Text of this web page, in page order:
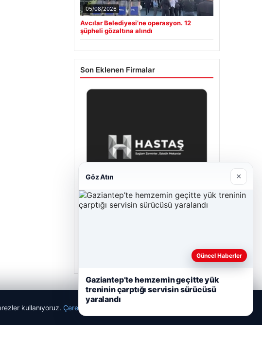
05/08/2026
Avcılar Belediyesi’ne operasyon. 12
şüpheli gözaltına alındı
Son Eklenen Firmalar
kullanıyoruz. Çerez Politikamız
Göz Atın ×
Güncel Haberler
Gaziantep’te hemzemin geçitte yük
treninin çarptığı servisin sürücüsü
yaralandı